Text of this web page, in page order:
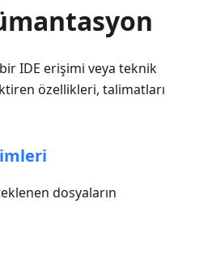
IDE erişimi veya teknik
özellikleri, talimatları
dosyaların